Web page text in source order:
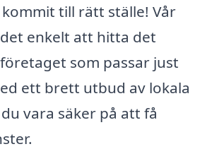
till rätt ställe! Vår
enkelt att hitta det
som passar just
ett brett utbud av lokala
vara säker på att få